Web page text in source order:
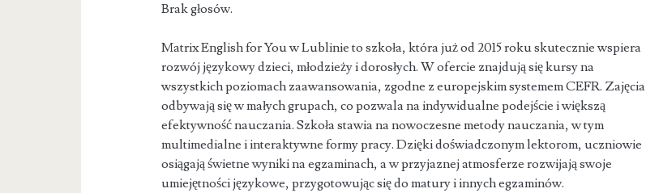
Brak głosów.
Matrix English for You w Lublinie to szkoła, która już od 2015 roku skutecznie wspiera
rozwój językowy dzieci, młodzieży idorosłych. W ofercie znajdują się kursy na
wszystkich poziomach zaawansowania, zgodne z europejskim systemem CEFR. Zajęcia
odbywają się w małych grupach, co pozwala na indywidualne podejście i większą
efektywność nauczania. Szkoła stawia na nowoczesne metody nauczania, w tym
multimedialne i interaktywne formy pracy. Dzięki doświadczonym lektorom, uczniowie
osiągają świetne wyniki na egzaminach, a w przyjaznej atmosferze rozwijają swoje
umiejętności językowe, przygotowując się do matury i innych egzaminów.